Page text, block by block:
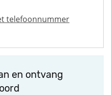
telefoonnummer
en ontvang